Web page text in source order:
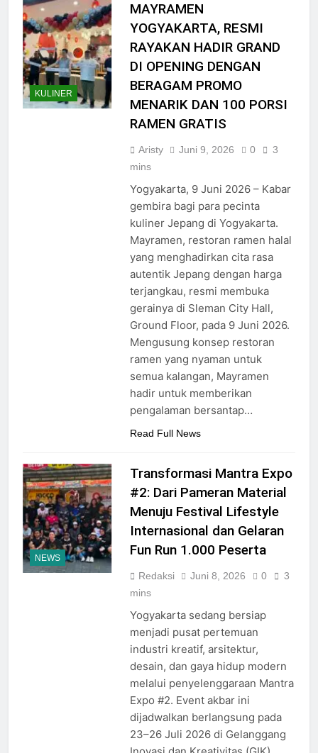
KULINER
MAYRAMEN
YOGYAKARTA, RESMI
RAYAKAN HADIR GRAND
DI OPENING DENGAN
BERAGAM PROMO
MENARIK DAN 100 PORSI
RAMEN GRATIS
Aristy Juni 9, 2026 0
3
mins
Yogyakarta, 9 Juni 2026 – Kabar
gembira bagi para pecinta
kuliner Jepang di Yogyakarta.
Mayramen, restoran ramen halal
yang menghadirkan cita rasa
autentik Jepang dengan harga
terjangkau, resmi membuka
gerainya di Sleman City Hall,
Ground Floor, pada 9 Juni 2026.
Mengusung konsep restoran
ramen yang nyaman untuk
semua kalangan, Mayramen
hadir untuk memberikan
pengalaman bersantap…
Read Full News
NEWS
Transformasi Mantra Expo
#2: Dari Pameran Material
Menuju Festival Lifestyle
Internasional dan Gelaran
Fun Run 1.000 Peserta
Redaksi Juni 8, 2026 0
3
mins
Yogyakarta sedang bersiap
menjadi pusat pertemuan
industri kreatif, arsitektur,
desain, dan gaya hidup modern
melalui penyelenggaraan Mantra
Expo #2. Event akbar ini
dijadwalkan berlangsung pada
23–26 Juli 2026 di Gelanggang